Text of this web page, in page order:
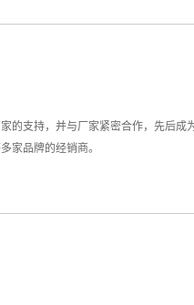
的支持，并与厂家紧密合作，先后
家品牌的经销商。